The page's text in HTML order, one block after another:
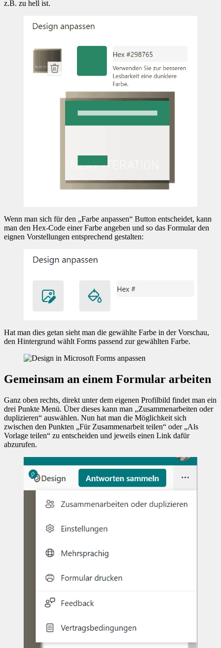
z.B. zu hell ist.
Wenn man sich für den „Farbe anpassen“ Button entscheidet, kann
man den Hex-Code einer Farbe angeben und so das Formular den
eignen Vorstellungen entsprechend gestalten:
Hat man dies getan sieht man die gewählte Farbe in der Vorschau,
den Hintergrund wählt Forms passend zur gewählten Farbe.
Gemeinsam an einem Formular arbeiten
Ganz oben rechts, direkt unter dem eigenen Profilbild findet man ein
drei Punkte Menü. Über dieses kann man „Zusammenarbeiten oder
duplizieren“ auswählen. Nun hat man die Möglichkeit sich
zwischen den Punkten „Für Zusammenarbeit teilen“ oder „Als
Vorlage teilen“ zu entscheiden und jeweils einen Link dafür
abzurufen.